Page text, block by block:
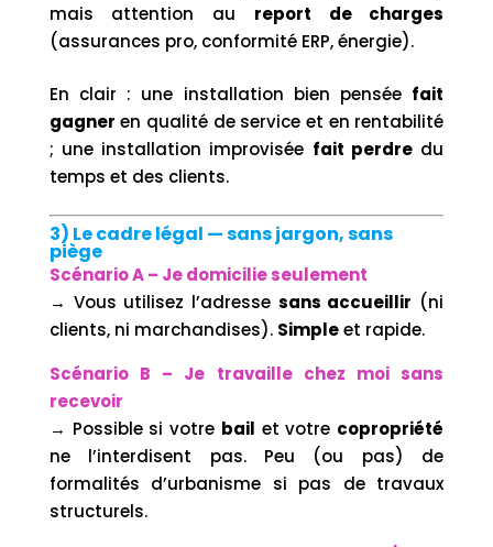
mais attention au report de charges
(assurances pro, conformité ERP, énergie).
En clair : une installation bien pensée fait
gagner en qualité de service et en rentabilité
; une installation improvisée fait perdredu
temps et des clients.
3) Le cadre légal — sans jargon, sans
piège
Scénario A – Je domicilie seulement
→ Vous utilisez l’adresse sans accueillir (ni
clients, ni marchandises). Simpleet rapide.
Scénario B – Je travaille chez moi sans
recevoir
→ Possible si votre bail et votre copropriété
ne l’interdisent pas. Peu (ou pas) de
formalités d’urbanisme si pas de travaux
structurels.